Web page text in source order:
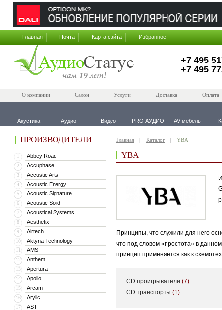
Главная Почта Карта сайта Избранное
+7 495
+7 495
О компании Салон Услуги Доставка Оплата
Акустика Аудио Видео PRO АУДИО AV-мебель
ПРОИЗВОДИТЕЛИ
1 Abbey Road
2 Accuphase
3 Accustic Arts
4 Acoustic Energy
5 Acoustic Signature
6 Acoustic Solid
7 Acoustical Systems
8 Aesthetix
9 Airtech
10 Aktyna Technology
11 AMS
12 Anthem
13 Apertura
14 Apollo
15 Arcam
16 Arylic
17 AST
Главная Каталог YBA
YBA
Принципы, что служили для него
что под словом «простота» в
принцип применяется как к
CD проигрыватели (7)
CD транспорты (1)